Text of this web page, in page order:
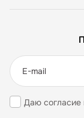
Даю согласие